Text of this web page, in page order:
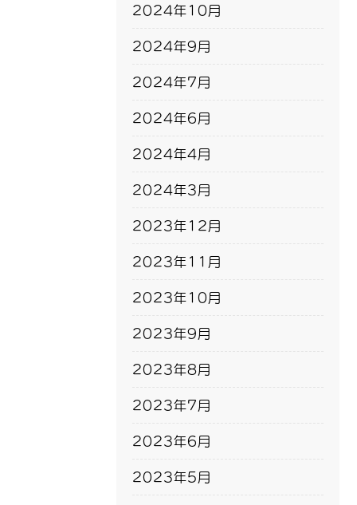
2024年10月
2024年9月
2024年7月
2024年6月
2024年4月
2024年3月
2023年12月
2023年11月
2023年10月
2023年9月
2023年8月
2023年7月
2023年6月
2023年5月